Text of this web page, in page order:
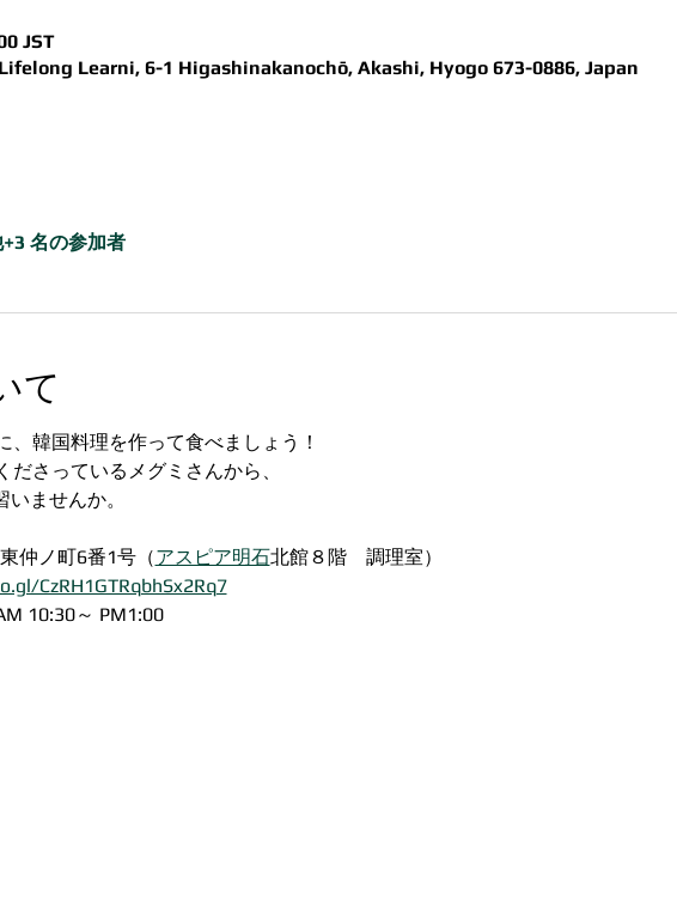
JST
Learni, 6-1 Higashinakanochō, Akashi, Hyogo 673-0886, Japan
名の参加者
て
韓国料理を作って食べましょう！
さっているメグミさんから、
ませんか。
仲ノ町6番1号（アスピア明石北館８階　調理室）
CzRH1GTRqbhSx2Rq7
10:30～ PM1:00